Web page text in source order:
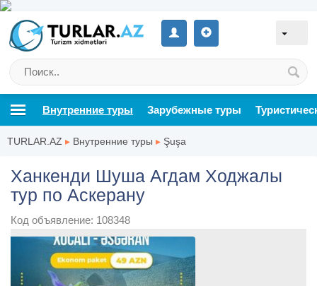
Внутренние туры Зарубежные туры
TURLAR.AZ ▸ Внутренние туры ▸ Şuşa
Ханкенди Шуша Агдам Ходжалы
тур по Аскерану
Код объявление: 108348